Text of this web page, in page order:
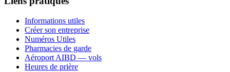
Informations utiles
Créer son entreprise
Numéros Utiles
Pharmacies de garde
Aéroport AIBD — vols
Heures de prière